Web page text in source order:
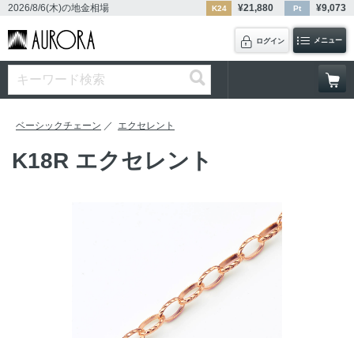
2026/8/6(木)の地金相場 K24 ¥21,880 Pt ¥9,073
ログイン メニュー
ベーシックチェーン エクセレント
K18R エクセレント